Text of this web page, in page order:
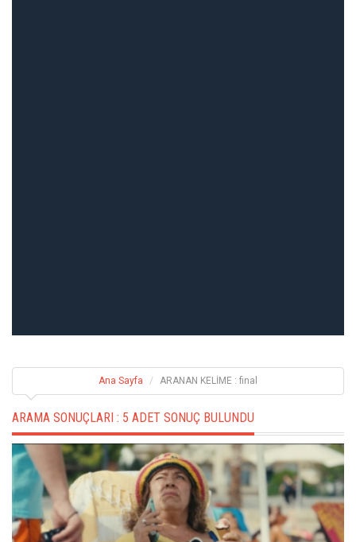
Ana Sayfa ARANAN KELİME : final
ARAMA SONUÇLARI : 5 ADET SONUÇ BULUNDU